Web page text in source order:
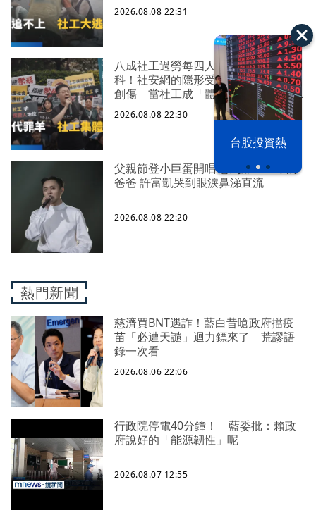
台股投資熱
2026.08.08 22:31
八成社工過勞每四人有一人求助身心
科！社安網的隱形受災戶 集體心理
創傷 當社工成「體制代罪羊」 防
禦性社工不敢多做無奈趨勢？耗竭殆
盡下的社安網危機｜社工消失中
2026.08.08 22:30
父親節登小巨蛋開唱 想到離世三年的
爸爸 許富凱哭到眼淚鼻涕直流
2026.08.08 22:20
熱門新聞
慈濟買BNT遇詐！藍白昔嗆政府擋疫
苗「必遭天譴」迴力鏢來了 荒謬語
錄一次看
2026.08.06 22:06
行政院停電40分鐘！ 藍委批：賴政
府說好的「能源韌性」呢
2026.08.07 12:55